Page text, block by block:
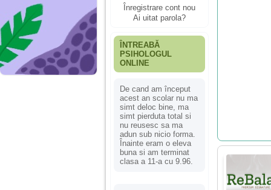
Înregistrare cont nou
Ai uitat parola?
ÎNTREABĂ
PSIHOLOGUL
ONLINE
De cand am început
acest an scolar nu ma
simt deloc bine, ma
simt pierduta total si
nu reusesc sa ma
adun sub nicio forma.
Înainte eram o eleva
buna si am terminat
clasa a 11-a cu 9.96.